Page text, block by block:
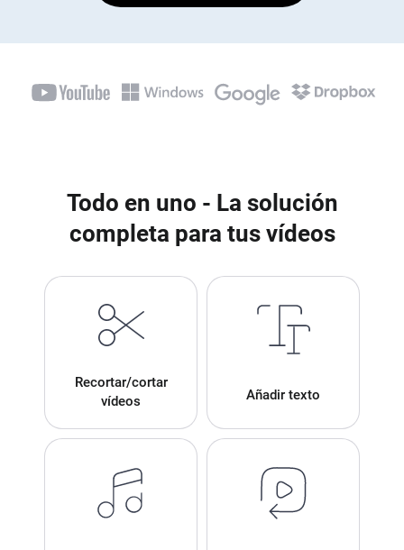
Todo en uno - La solución
completa para tus vídeos
Recortar/cortar
vídeos
Añadir texto